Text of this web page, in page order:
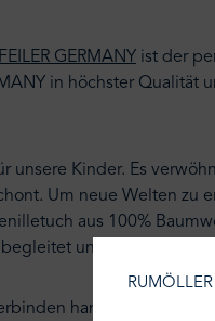
FEILER GERMANY ist der
in höchster
unsere Kinder. Es
Um neue Welten zu
aus 100%
unsere Kinder
handwerkliche